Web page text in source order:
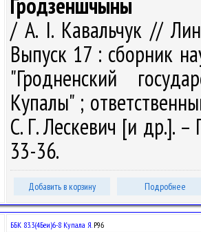
/ А. І. Кавальчук //
Выпуск 17 : сборник
"Гродненский
Купалы" ;
С. Г. Лескевич [и др.].
33-36.
Добавить в корзину Подробнее
ББК 83.3(4Беи)6-8 Купала Я.Р96